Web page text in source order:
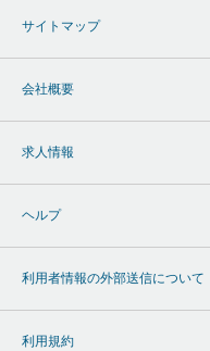
サイトマップ
会社概要
求人情報
ヘルプ
利用者情報の外部送信について
利用規約